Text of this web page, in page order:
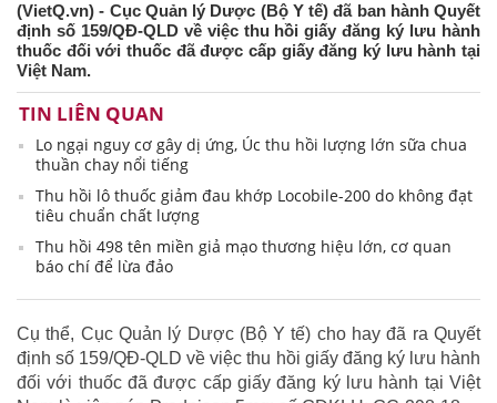
(VietQ.vn) - Cục Quản lý Dược (Bộ Y tế) đã ban hành Quyết
định số 159/QĐ-QLD về việc thu hồi giấy đăng ký lưu hành
thuốc đối với thuốc đã được cấp giấy đăng ký lưu hành tại
Việt Nam.
TIN LIÊN QUAN
Lo ngại nguy cơ gây dị ứng, Úc thu hồi lượng lớn sữa chua
thuần chay nổi tiếng
Thu hồi lô thuốc giảm đau khớp Locobile-200 do không đạt
tiêu chuẩn chất lượng
Thu hồi 498 tên miền giả mạo thương hiệu lớn, cơ quan
báo chí để lừa đảo
Cụ thể, Cục Quản lý Dược (Bộ Y tế) cho hay đã ra Quyết
định số 159/QĐ-QLD về việc thu hồi giấy đăng ký lưu hành
đối với thuốc đã được cấp giấy đăng ký lưu hành tại Việt